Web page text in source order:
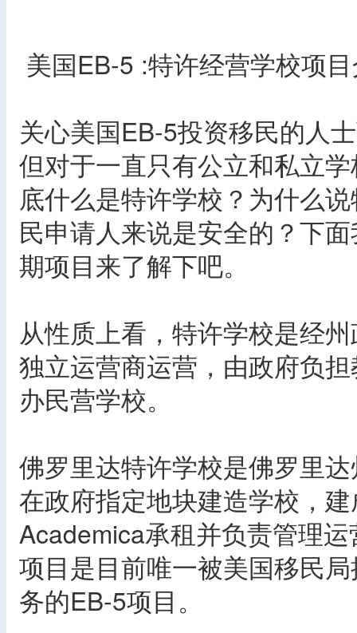
美国EB-5 :特许经营学校项
关心美国EB-5投资移民的人
但对于一直只有公立和私立
底什么是特许学校？为什么
民申请人来说是安全的？下
期项目来了解下吧。
从性质上看，特许学校是经
独立运营商运营，由政府负
办民营学校。
佛罗里达特许学校是佛罗里
在政府指定地块建造学校，
Academica承租并负责管理
项目是目前唯一被美国移民
务的EB-5项目。